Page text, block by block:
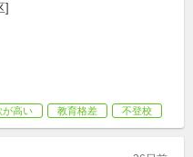
]
が高い 教育格差 不登校